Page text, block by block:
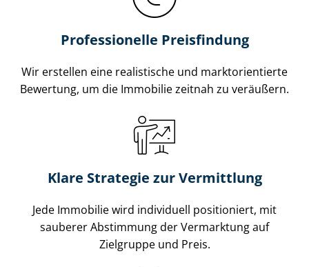
Professionelle Preisfindung
Wir erstellen eine realistische und markt­ori­en­tier­te
Bewertung, um die Immobilie zeitnah zu veräußern.
Klare Strategie zur Vermittlung
Jede Immobilie wird individuell positioniert, mit
sauberer Abstimmung der Vermarktung auf
Zielgruppe und Preis.